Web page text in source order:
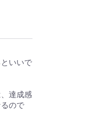
いいで
達成感
ので